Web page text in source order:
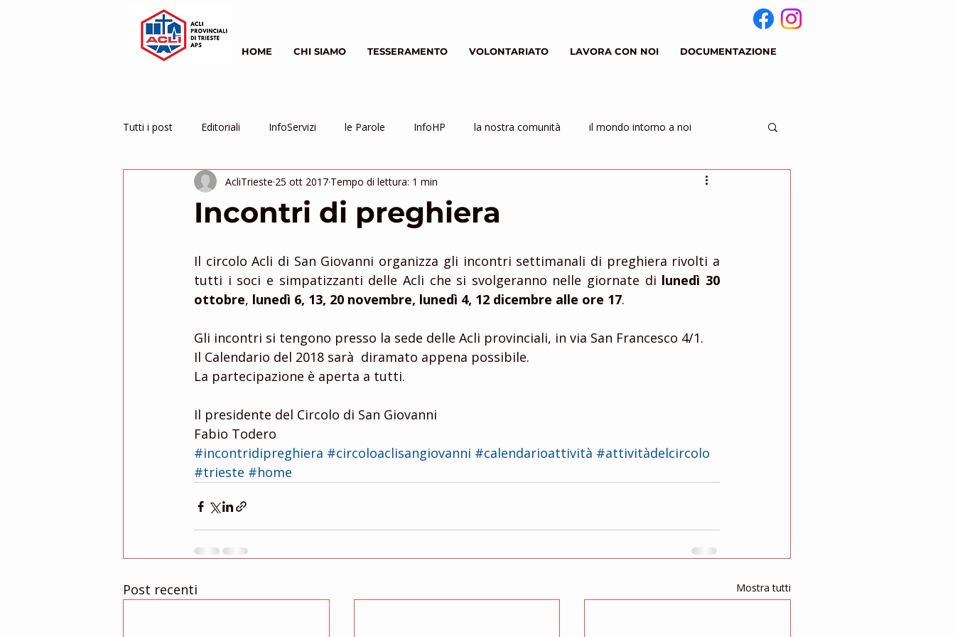
HOME CHI SIAMO TESSERAMENTO VOLONTARIATO LAVORA CON NOI DOCUMENTAZIONE
Tutti i post Editoriali InfoServizi le Parole InfoHP la nostra comunità il mondo intorno a noi
Servizio Civile inziative
Incontri di preghiera
AcliTrieste 25 ott 2017 Tempo di lettura: 1 min
Il circolo Acli di San Giovanni organizza gli incontri settimanali di preghiera rivolti a
tutti i soci e simpatizzanti delle Acli che si svolgeranno nelle giornate di lunedì 30
ottobre, lunedì 6, 13, 20 novembre, lunedì 4, 12 dicembre alle ore 17.
Gli incontri si tengono presso la sede delle Acli provinciali, in via San Francesco 4/1.
Il Calendario del 2018 sarà  diramato appena possibile.
La partecipazione è aperta a tutti.
Il presidente del Circolo di San Giovanni
Fabio Todero
#incontridipreghiera #circoloaclisangiovanni #calendarioattività #attivitàdelcircolo
#trieste #home
Post recenti Mostra tutti